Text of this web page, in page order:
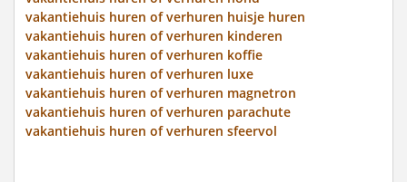
vakantiehuis huren of verhuren huisje huren
vakantiehuis huren of verhuren kinderen
vakantiehuis huren of verhuren koffie
vakantiehuis huren of verhuren luxe
vakantiehuis huren of verhuren magnetron
vakantiehuis huren of verhuren parachute
vakantiehuis huren of verhuren sfeervol